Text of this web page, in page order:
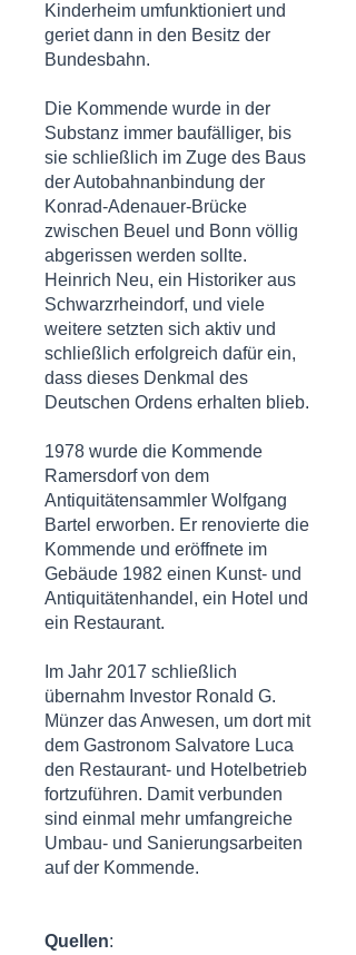
Kinderheim umfunktioniert und
geriet dann in den Besitz der
Bundesbahn.
Die Kommende wurde in der
Substanz immer baufälliger, bis
sie schließlich im Zuge des Baus
der Autobahnanbindung der
Konrad-Adenauer-Brücke
zwischen Beuel und Bonn völlig
abgerissen werden sollte.
Heinrich Neu, ein Historiker aus
Schwarzrheindorf, und viele
weitere setzten sich aktiv und
schließlich erfolgreich dafür ein,
dass dieses Denkmal des
Deutschen Ordens erhalten blieb.
1978 wurde die Kommende
Ramersdorf von dem
Antiquitätensammler Wolfgang
Bartel erworben. Er renovierte die
Kommende und eröffnete im
Gebäude 1982 einen Kunst- und
Antiquitätenhandel, ein Hotel und
ein Restaurant.
Im Jahr 2017 schließlich
übernahm Investor Ronald G.
Münzer das Anwesen, um dort mit
dem Gastronom Salvatore Luca
den Restaurant- und Hotelbetrieb
fortzuführen. Damit verbunden
sind einmal mehr umfangreiche
Umbau- und Sanierungsarbeiten
auf der Kommende.
Quellen: